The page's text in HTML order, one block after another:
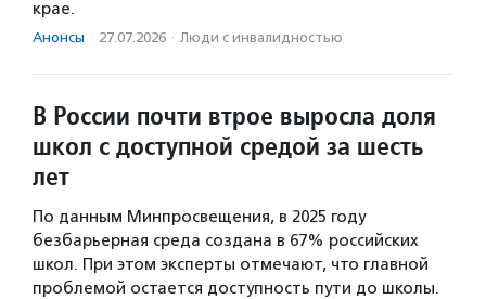
крае.
Анонсы · 27.07.2026 · Люди с инвалидностью
В России почти втрое выросла доля
школ с доступной средой за шесть
лет
По данным Минпросвещения, в 2025 году
безбарьерная среда создана в 67% российских
школ. При этом эксперты отмечают, что главной
проблемой остается доступность пути до школы.